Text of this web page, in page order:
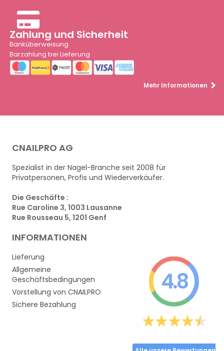
Zahlung und Sicherheit
Banküberweisung
Barzahlung bei Lieferung
Mehr Informationen
CNAILPRO AG
Spezialist in der Nagel-Branche seit 2008 für
Privatpersonen, Profis und Wiederverkäufer.
Die Geschäfte :
Rue Caroline 3, 1003 Lausanne
Rue Rousseau 5, 1201 Genf
INFORMATIONEN
Lieferung
Allgemeine
Geschäftsbedingungen
Vorstellung von CNAILPRO
Sichere Bezahlung
4.8